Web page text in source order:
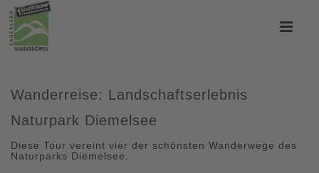
Wanderreise: Landschaftserlebnis
Naturpark Diemelsee
Diese Tour vereint vier der schönsten Wanderwege des
Naturparks Diemelsee.